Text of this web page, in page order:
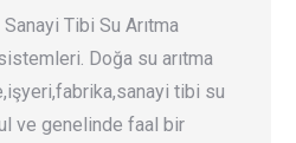
Tibi Su Arıtma
Doğa su arıtma
tibi su
ve genelinde faal bir